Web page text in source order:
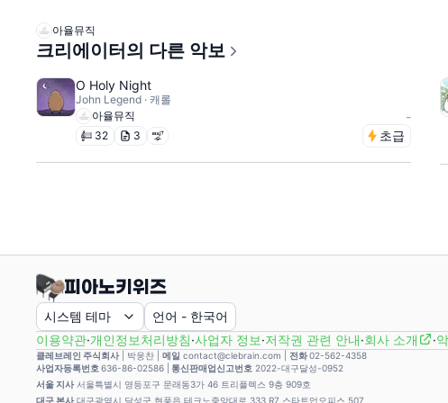
아율뮤직
크리에이터의 다른 악보
O Holy Night
John Legend · 캐롤
아율뮤직
-
32 3 초급
시스템 테마 언어 - 한국어
이용약관·개인정보처리방침·사업자 정보·저작권 관련 안내·회사 소개 ·
클레브레인 주식회사| 박웅찬 메일 contact@clebrain.com | 전화02-562-4358
사업자등록번호 636-86-02586 | 통신판매업신고번호 2022-대구달성-0952
서울 지사 서울특별시 영등포구 문래동3가 46 트리플렉스 9층 909호
대구 본사 대구광역시 달성군 현풍읍 테크노중앙대로 333 R7 스타트업오피스 507